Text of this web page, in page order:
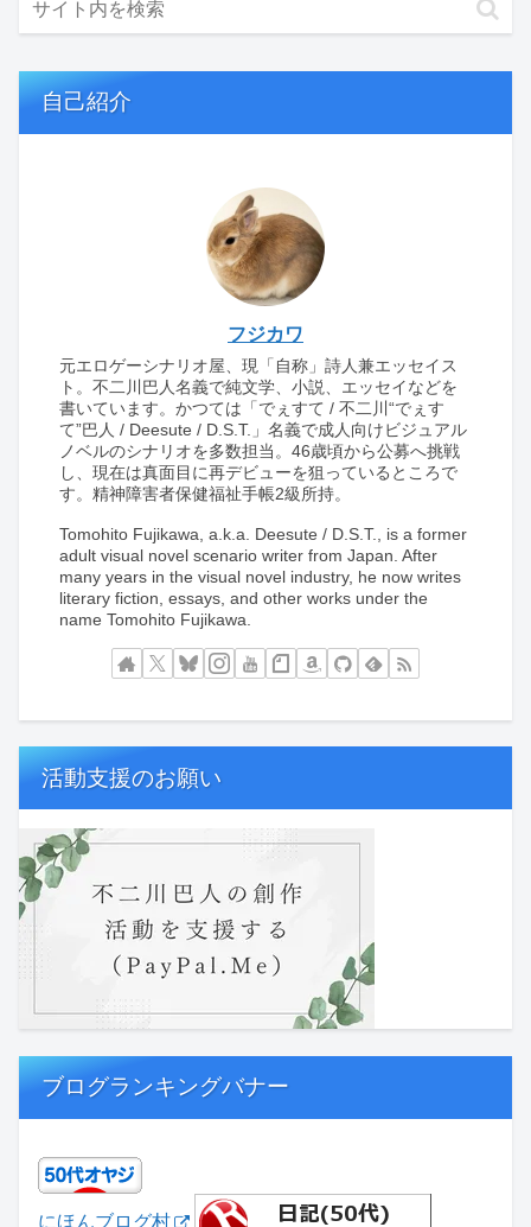
自己紹介
フジカワ
元エロゲーシナリオ屋、現「自称」詩人兼エッセイス
ト。不二川巴人名義で純文学、小説、エッセイなどを
書いています。かつては「でぇすて / 不二川“でぇす
て”巴人 / Deesute / D.S.T.」名義で成人向けビジュアル
ノベルのシナリオを多数担当。46歳頃から公募へ挑戦
し、現在は真面目に再デビューを狙っているところで
す。精神障害者保健福祉手帳2級所持。
Tomohito Fujikawa, a.k.a. Deesute / D.S.T., is a former
adult visual novel scenario writer from Japan. After
many years in the visual novel industry, he now writes
literary fiction, essays, and other works under the
name Tomohito Fujikawa.
活動支援のお願い
ブログランキングバナー
にほんブログ村